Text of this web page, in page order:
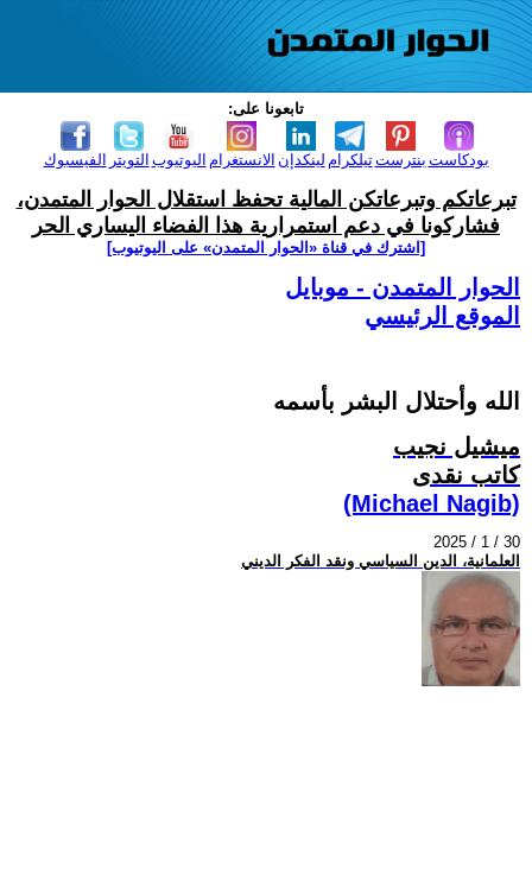
تابعونا على:
الفيسبوك التويتر اليوتيوب الانستغرام لينكدإن تيلكرامبنترست بودكاست
تبرعاتكم وتبرعاتكن المالية تحفظ استقلال الحوار المتمدن،
فشاركونا في دعم استمرارية هذا الفضاء اليساري الحر
[اشترك في قناة ‫«الحوار المتمدن» على اليوتيوب]
الحوار المتمدن - موبايل
الموقع الرئيسي
الله وأحتلال البشر بأسمه
ميشيل نجيب
كاتب نقدى
(Michael Nagib)
2025 / 1 / 30
العلمانية، الدين السياسي ونقد الفكر الديني